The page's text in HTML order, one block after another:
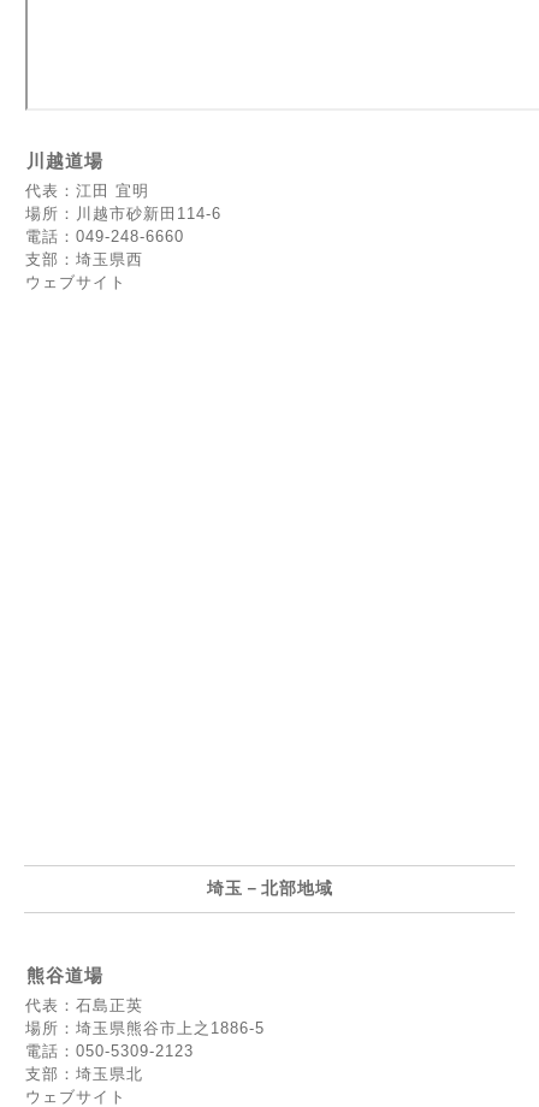
川越道場
代表：江田 宜明
場所：川越市砂新田114-6
電話：049-248-6660
支部：埼玉県西
ウェブサイト
埼玉－北部地域
熊谷道場
代表：石島正英
場所：埼玉県熊谷市上之1886-5
電話：050-5309-2123
支部：埼玉県北
ウェブサイト